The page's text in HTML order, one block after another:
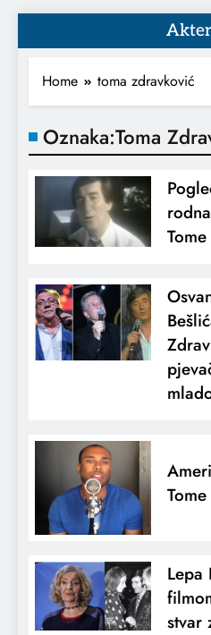
Home toma zdravković
Oznaka:Toma
Lepa
stvar